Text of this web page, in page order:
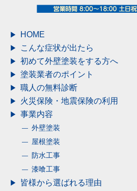
こんな症状が出たら
塗装業者のポイント
職人の無料診断
火災保険・地震保険の利用
事業内容
外壁塗装
屋根塗装
防水工事
漆喰工事
皆様から選ばれる理由
料金について
塗料について
アドグリーンコート